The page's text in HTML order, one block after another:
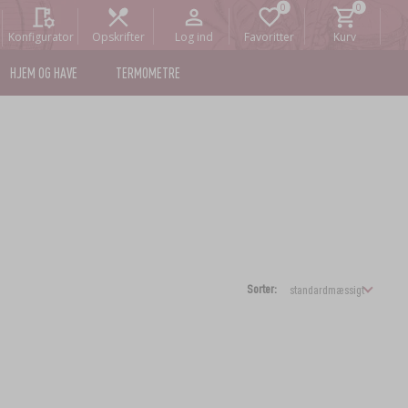
Konfigurator Opskrifter Log ind Favoritter Kurv
HJEM OG HAVE TERMOMETRE
Sorter: